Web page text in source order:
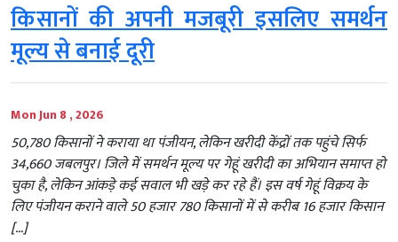
किसानों की अपनी मजबूरी इसलिए समर्थन
मूल्य से बनाई दूरी
Mon Jun 8 , 2026
50,780 किसानों ने कराया था पंजीयन, लेकिन खरीदी केंद्रों तक पहुंचे सिर्फ
34,660 जबलपुर। जिले में समर्थन मूल्य पर गेहूं खरीदी का अभियान समाप्त हो
चुका है, लेकिन आंकड़े कई सवाल भी खड़े कर रहे हैं। इस वर्ष गेहूं विक्रय के
लिए पंजीयन कराने वाले 50 हजार 780 किसानों में से करीब 16 हजार किसान
[…]